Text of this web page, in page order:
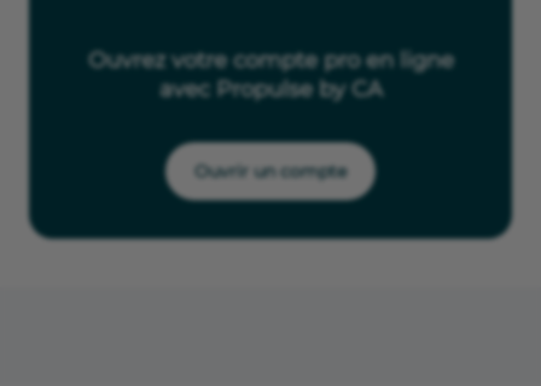
Ouvrez votre compte pro en ligne
avec Propulse by CA
Ouvrir un compte